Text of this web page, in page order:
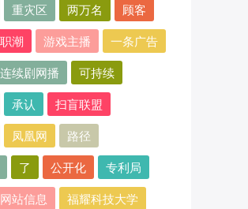
重灾区 两万名
顾客
潮 游戏主播
一条广告
连续剧网播
可持续
承认
扫盲联盟
凤凰网
路径
了 公开化
专利局
网站信息
福耀科技大学